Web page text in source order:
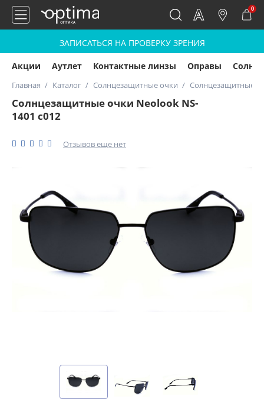
0
ЗАПИСАТЬСЯ НА ПРОВЕРКУ ЗРЕНИЯ
Акции Аутлет Контактные линзы Оправы
Главная Каталог Солнцезащитные очки Солнцезащитные
Солнцезащитные очки Neolook NS-
1401 с012
Отзывов еще нет